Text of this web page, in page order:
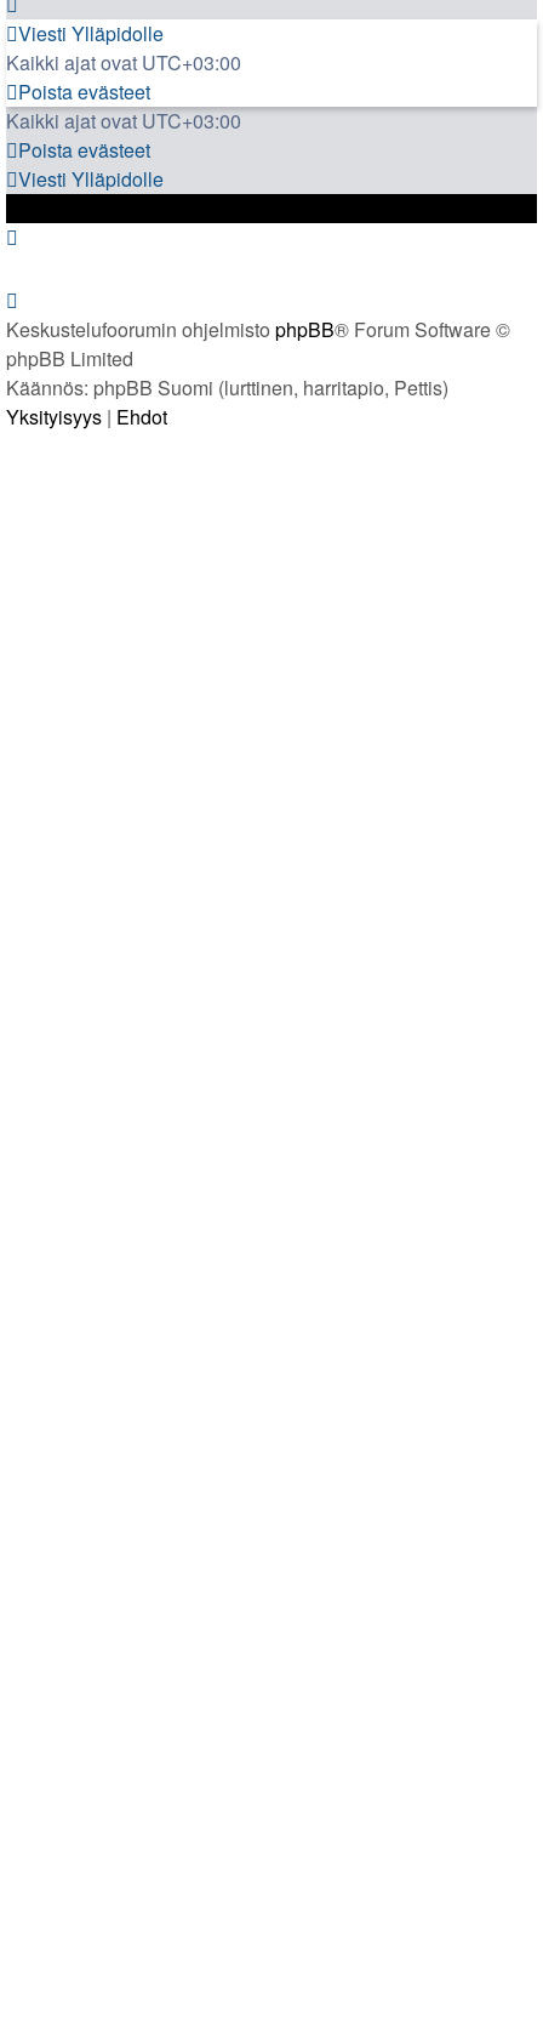
Viesti Ylläpidolle
Kaikki ajat ovat UTC+03:00
Poista evästeet
Kaikki ajat ovat UTC+03:00
Poista evästeet
Viesti Ylläpidolle
Keskustelufoorumin ohjelmisto phpBB® Forum Software ©
phpBB Limited
Käännös: phpBB Suomi (lurttinen, harritapio, Pettis)
Yksityisyys | Ehdot